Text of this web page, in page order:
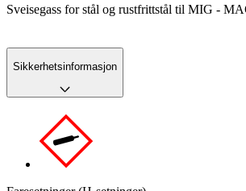
Sveisegass for stål og rustfrittstål til MIG -
Sikkerhetsinformasjon